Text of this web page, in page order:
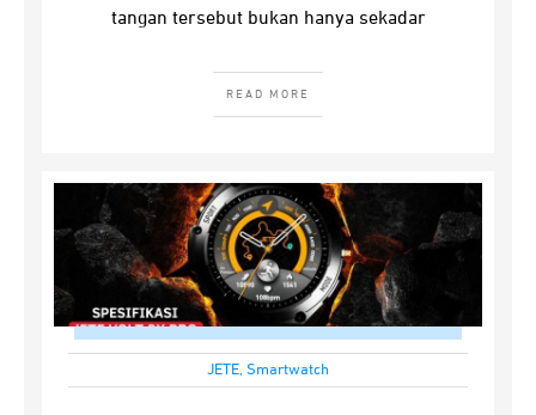
tangan tersebut bukan hanya sekadar
READ MORE
JETE, Smartwatch